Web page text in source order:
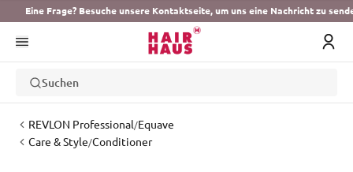
Eine Frage? Besuche unsere Kontaktseite, um uns eine Nachricht zu
Suchen
REVLON Professional/Equave
Care & Style/Conditioner